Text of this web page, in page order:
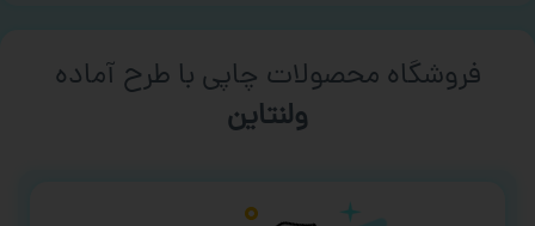
فروشگاه محصولات چاپی با طرح آماده
ورزشی